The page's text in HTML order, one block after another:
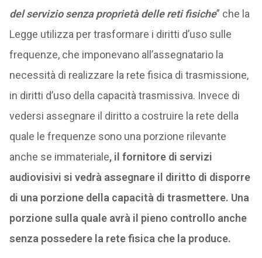
del servizio senza proprietà delle reti fisiche” che la
Legge utilizza per trasformare i diritti d’uso sulle
frequenze, che imponevano all’assegnatario la
necessità di realizzare la rete fisica di trasmissione,
in diritti d’uso della capacità trasmissiva. Invece di
vedersi assegnare il diritto a costruire la rete della
quale le frequenze sono una porzione rilevante
anche se immateriale, il fornitore di servizi
audiovisivi si vedrà assegnare il diritto di disporre
di una porzione della capacità di trasmettere. Una
porzione sulla quale avrà il pieno controllo anche
senza possedere la rete fisica che la produce.